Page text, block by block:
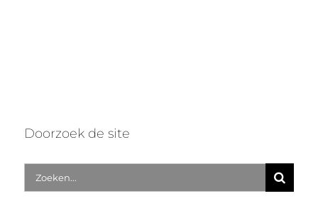
Doorzoek de site
Zoek
naar: